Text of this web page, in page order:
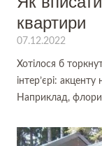
квартири
07.12.2022
Хотілося б
інтер’єрі:
Наприклад,